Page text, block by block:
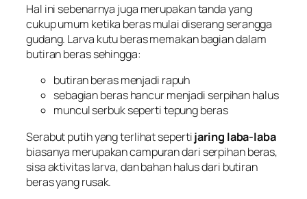
Hal ini sebenarnya juga merupakan tanda yang
cukup umum ketika beras mulai diserang serangga
gudang. Larva kutu beras memakan bagian dalam
butiran beras sehingga:
butiran beras menjadi rapuh
sebagian beras hancur menjadi serpihan halus
muncul serbuk seperti tepung beras
Serabut putih yang terlihat sepertijaring laba-laba
biasanya merupakan campuran dari serpihan beras,
sisa aktivitas larva, dan bahan halus dari butiran
beras yang rusak.